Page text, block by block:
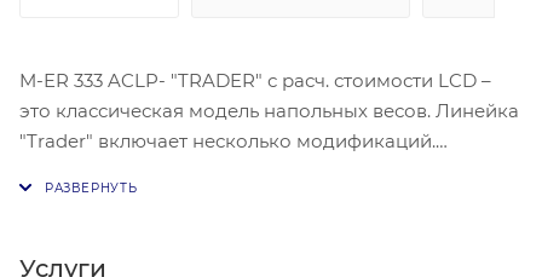
M-ER 333 ACLP- "TRADER" с расч. стоимости LCD –
это классическая модель напольных весов. Линейка
"Trader" включает несколько модификаций.
Устройство рассчитано на сложные условия
Услуги